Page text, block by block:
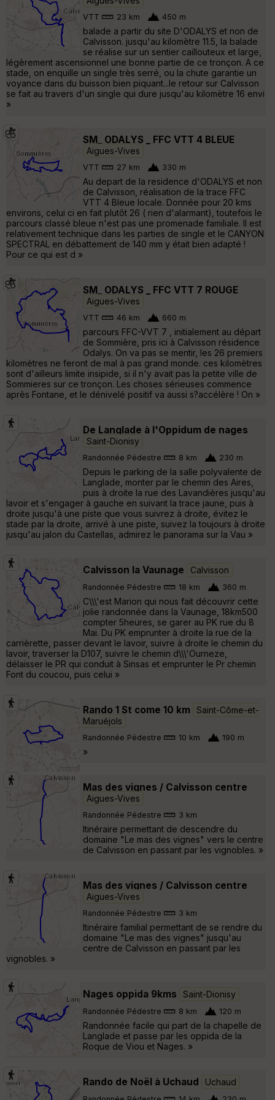
VTT 23 km 450 m
balade a partir du site D'ODALYS et non de
Calvisson. jusqu'au kilomètre 11.5, la balade
se réalise sur un sentier caillouteux et large,
légèrement ascensionnel une bonne partie de ce tronçon. A ce
stade, on enquille un single très serré, ou la chute garantie un
voyance dans du buisson bien piquant...le retour sur Calvisson
se fait au travers d'un single qui dure jusqu'au kilomètre 16 envi
»
SM_ ODALYS _ FFC VTT 4 BLEUE
Aigues-Vives
VTT 27 km 330 m
Au depart de la residence d'ODALYS et non
de Calvisson, réalisation de la trace FFC
VTT 4 Bleue locale. Donnée pour 20 kms
environs, celui ci en fait plutôt 26 ( rien d'alarmant), toutefois le
parcours classé bleue n'est pas une promenade familiale. Il est
relativement technique dans les parties de single et le CANYON
SPECTRAL en débattement de 140 mm y était bien adapté !
Pour ce qui est d »
SM_ ODALYS _ FFC VTT 7 ROUGE
Aigues-Vives
VTT 46 km 660 m
parcours FFC-VVT 7 , initialement au départ
de Sommière, pris ici à Calvisson résidence
Odalys. On va pas se mentir, les 26 premiers
kilomètres ne feront de mal à pas grand monde. ces kilomètres
sont d'ailleurs limite insipide, si il n'y avait pas la petite ville de
Sommieres sur ce tronçon. Les choses sérieuses commence
après Fontane, et le dénivelé positif va aussi s?accélère ! On »
De Langlade à l'Oppidum de nages
Saint-Dionisy
Randonnée Pédestre 8 km 230 m
Depuis le parking de la salle polyvalente de
Langlade, monter par le chemin des Aires,
puis à droite la rue des Lavandières jusqu'au
lavoir et s'engager à gauche en suivant la trace jaune, puis à
droite jusqu'à une piste que vous suivrez à droite, évitez le
stade par la droite, arrivé à une piste, suivez la toujours à droite
jusqu'au jalon du Castellas, admirez le panorama sur la Vau »
Calvisson la Vaunage Calvisson
Randonnée Pédestre 18 km 360 m
C\\\'est Marion qui nous fait découvrir cette
jolie randonnée dans la Vaunage, 18km500
compter 5heures, se garer au PK rue du 8
Mai. Du PK emprunter à droite la rue de la
carrièrette, passer devant le lavoir, suivre à droite le chemin du
lavoir, traverser la D107, suivre le chemin d\\\'Ourneze,
délaisser le PR qui conduit à Sinsas et emprunter le Pr chemin
Font du coucou, puis celui »
Rando 1 St come 10 km
Saint-Côme-et-
Maruéjols
Randonnée Pédestre 10 km 190 m
»
Mas des vignes / Calvisson centre
Aigues-Vives
Randonnée Pédestre 3 km
Itinéraire permettant de descendre du
domaine "Le mas des vignes" vers le centre
de Calvisson en passant par les vignobles. »
Mas des vignes / Calvisson centre
Aigues-Vives
Randonnée Pédestre 3 km
Itinéraire familial permettant de se rendre du
domaine "Le mas des vignes" jusqu'au
centre de Calvisson en passant par les
vignobles. »
Nages oppida 9kms Saint-Dionisy
Randonnée Pédestre 8 km 120 m
Randonnée facile qui part de la chapelle de
Langlade et passe par les oppida de la
Roque de Viou et Nages. »
Rando de Noël à Uchaud Uchaud